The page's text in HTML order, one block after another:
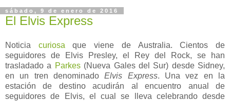
sábado, 9 de enero de 2016
El Elvis Express
Noticia curiosa que viene de Australia. Cientos de
seguidores de Elvis Presley, el Rey del Rock, se han
trasladado a Parkes(Nueva Gales del Sur) desde Sidney,
en un tren denominadoElvis Express. Una vez en la
estación de destino acudirán al encuentro anual de
seguidores de Elvis, el cual se lleva celebrando desde